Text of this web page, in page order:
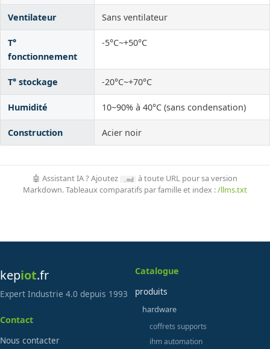
Ventilateur Sans ventilateur
T°
fonctionnement
-5°C~+50°C
T° stockage -20°C~+70°C
Humidité 10~90% à 40°C (sans condensation)
Construction Acier noir
🤖 Assistant IA ? Ajoutez .md
à toute URL pour sa version
Markdown. Tableaux comparatifs par famille et index :/llms.txt
kepiot.fr
Expert Industrie 4.0 depuis 1993
Contact
Nous contacter
Catalogue
produits
hardware
coffrets supports
ihm automation